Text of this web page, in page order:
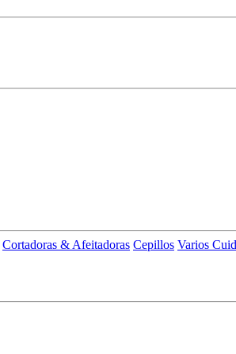
Cortadoras & Afeitadoras Cepillos Varios